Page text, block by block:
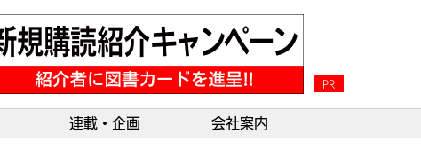
PR
連載・企画 会社案内